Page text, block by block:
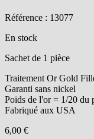
Référence : 13077
En stock
Sachet de 1 pièce
Traitement Or Gold
Garanti sans nickel
Poids de l'or = 1/20 du
Fabriqué aux USA
6,00 €